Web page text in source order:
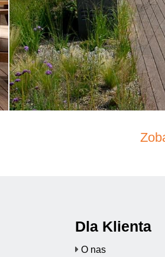
Dla Klienta
O nas